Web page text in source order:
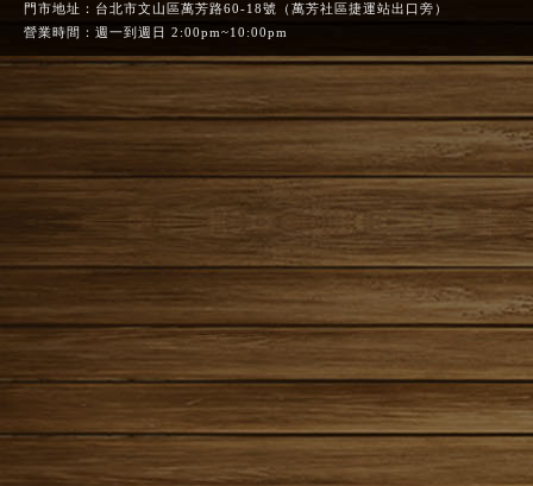
門市地址：台北市文山區萬芳路60-18號（萬芳社區捷運站出口旁）
營業時間：週一到週日 2:00pm~10:00pm